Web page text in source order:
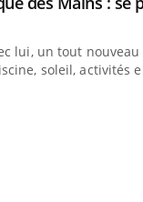
lui, un tout nouveau
soleil, activités